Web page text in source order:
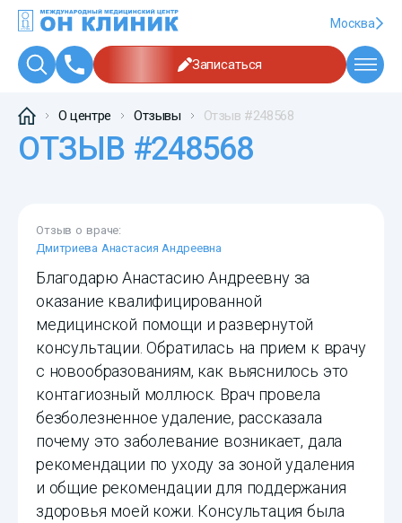
Москва
Записаться
О центре Отзывы Отзыв #248568
ОТЗЫВ #248568
Отзыв о враче:
Дмитриева Анастасия Андреевна
Благодарю Анастасию Андреевну за
оказание квалифицированной
медицинской помощи и развернутой
консультации. Обратилась на прием к врачу
с новообразованиям, как выяснилось это
контагиозный моллюск. Врач провела
безболезненное удаление, рассказала
почему это заболевание возникает, дала
рекомендации по уходу за зоной удаления
и общие рекомендации для поддержания
здоровья моей кожи. Консультация была